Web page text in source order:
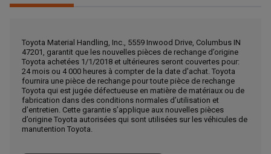
Obtenir une direction
Appelez maintenant
Envoyez un message au concessionnaire
Écrivez-nous
Toyota Material Handling, Inc., 5559 Inwood Drive, Columbus IN
47201, garantit que les nouvelles pièces de rechange d’origine
Toyota achetées 1/1/2018 et ultérieures seront couvertes pour:
24 mois ou 4 000 heures à compter de la date d’achat. Toyota
fournira une pièce de rechange pour toute pièce de rechange
Toyota qui est jugée défectueuse en matière de matériaux ou de
fabrication dans des conditions normales d’utilisation et
d’entretien. Cette garantie s’applique aux nouvelles pièces
d’origine Toyota autorisées qui sont utilisées sur les véhicules de
manutention Toyota.